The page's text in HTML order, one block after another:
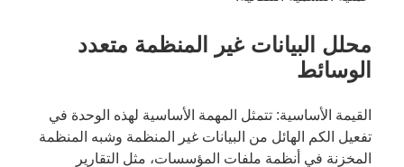
محلل البيانات غير المنظمة متعدد
الوسائط
القيمة الأساسية: تتمثل المهمة الأساسية لهذه الوحدة في
تفعيل الكم الهائل من البيانات غير المنظمة وشبه المنظمة
المخزنة في أنظمة ملفات المؤسسات، مثل التقارير